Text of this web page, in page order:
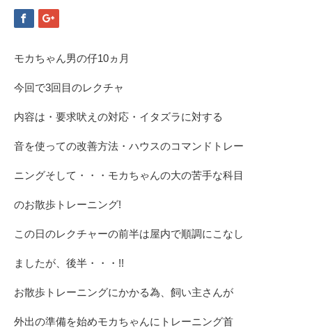
モカちゃん男の仔10ヵ月
今回で3回目のレクチャ
内容は・要求吠えの対応・イタズラに対する
音を使っての改善方法・ハウスのコマンドトレー
ニングそして・・・モカちゃんの大の苦手な科目
のお散歩トレーニング!
この日のレクチャーの前半は屋内で順調にこなし
ましたが、後半・・・!!
お散歩トレーニングにかかる為、飼い主さんが
外出の準備を始めモカちゃんにトレーニング首